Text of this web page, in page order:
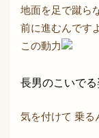
地面を足で蹴ら
前に進むんです
この動力
長男のこいで
気を付けて 乗る